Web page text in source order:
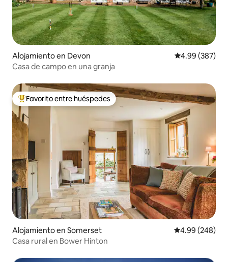
Alojamiento en Devon Calificación
4.99 (387)
Casa de campo en una granja
Favorito entre huéspedes preferido
Favorito entre huéspedes
Alojamiento en Somerset Calificación
4.99 (248)
Casa rural en Bower Hinton